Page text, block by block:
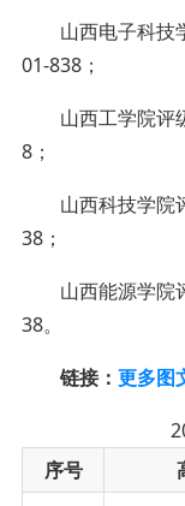
山西电子科技
01-838；
山西工学院评
8；
山西科技学院
38；
山西能源学院
38。
链接： 更多图
序号